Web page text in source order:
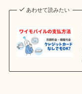
あわせて読みたい